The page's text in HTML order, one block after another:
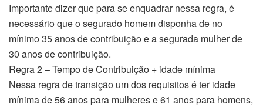
Importante dizer que para se enquadrar nessa regra, é
necessário que o segurado homem disponha de no
mínimo 35 anos de contribuição e a segurada mulher de
30 anos de contribuição.
Regra 2 – Tempo de Contribuição + idade mínima
Nessa regra de transição um dos requisitos é ter idade
mínima de 56 anos para mulheres e 61 anos para homens,